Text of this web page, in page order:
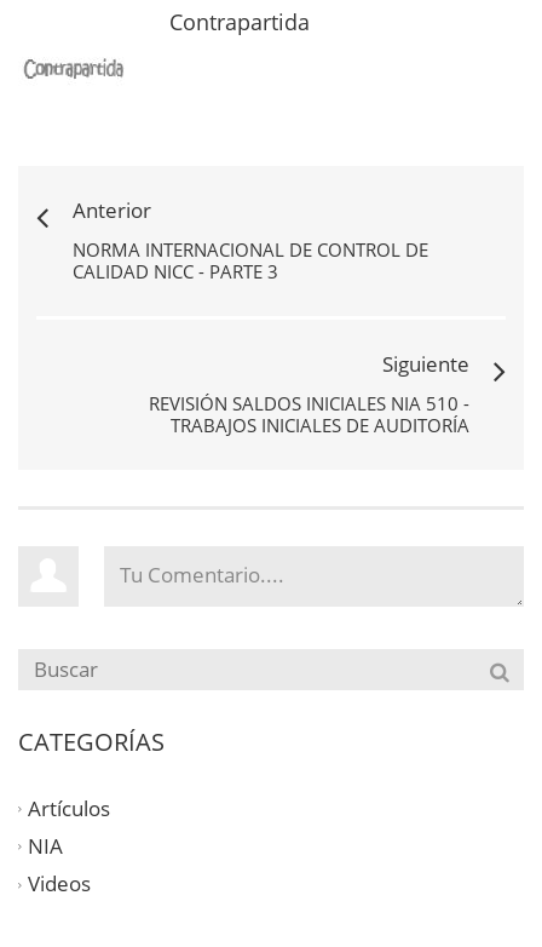
Contrapartida
Anterior
NORMA INTERNACIONAL DE CONTROL DE
CALIDAD NICC - PARTE 3
Siguiente
REVISIÓN SALDOS INICIALES NIA 510 -
TRABAJOS INICIALES DE AUDITORÍA
CATEGORÍAS
Artículos
NIA
Videos